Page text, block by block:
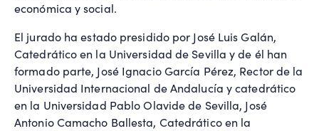
económica y social.
El jurado ha estado presidido por José Luis Galán,
Catedrático en la Universidad de Sevilla y de él han
formado parte, José Ignacio García Pérez, Rector de la
Universidad Internacional de Andalucía y catedrático
en la Universidad Pablo Olavide de Sevilla, José
Antonio Camacho Ballesta, Catedrático en la